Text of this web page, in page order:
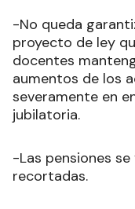
-No queda
proyecto de ley
docentes
aumentos de los
severamente en
jubilatoria.
-Las pensiones
recortadas.